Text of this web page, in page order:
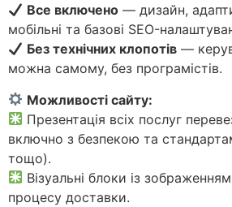
Все включено — дизайн,
мобільні та базові SEO-
Без технічних клопотів —
можна самому, без програмістів.
Можливості сайту:
Презентація всіх послуг
включно з безпекою та
тощо).
Візуальні блоки із
процесу доставки.